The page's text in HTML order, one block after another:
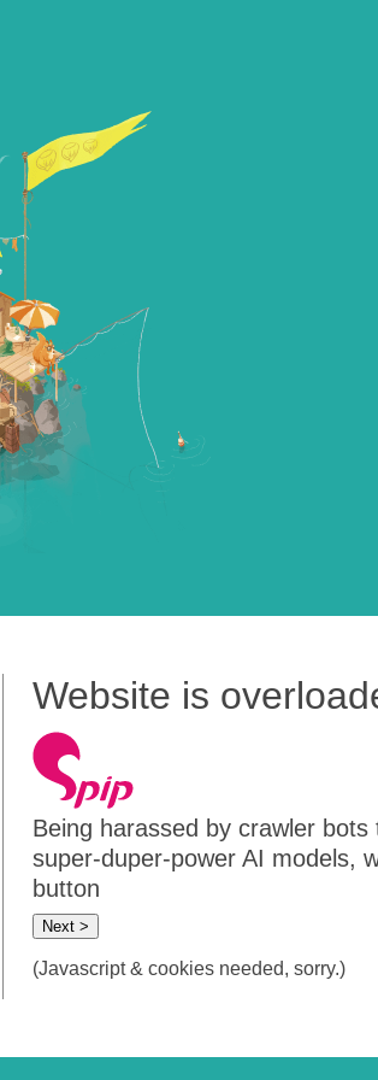
Website is
Being harassed by crawler
super-duper-power AI models,
button
Next >
(Javascript & cookies needed, sorry.)